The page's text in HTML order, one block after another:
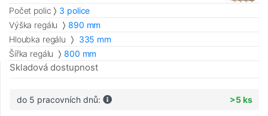
Počet polic
3 police
Výška regálu
890 mm
Hloubka regálu
335 mm
Šířka regálu
800 mm
Skladová dostupnost
do 5 pracovních dnů: >5 ks